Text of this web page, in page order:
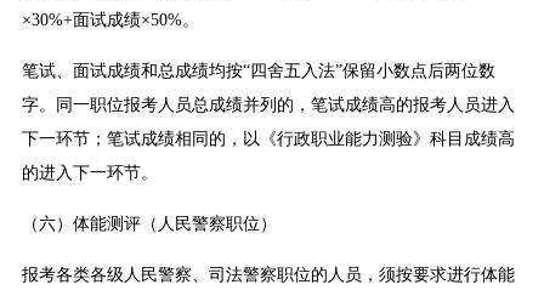
×30%+面试成绩×50%。
笔试、面试成绩和总成绩均按“四舍五入法”保留小数点后两位数
字。同一职位报考人员总成绩并列的，笔试成绩高的报考人员进入
下一环节；笔试成绩相同的，以《行政职业能力测验》科目成绩高
的进入下一环节。
（六）体能测评（人民警察职位）
报考各类各级人民警察、司法警察职位的人员，须按要求进行体能